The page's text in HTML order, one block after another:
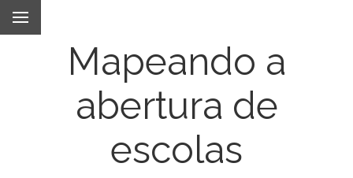
Mapeando a
abertura de
escolas